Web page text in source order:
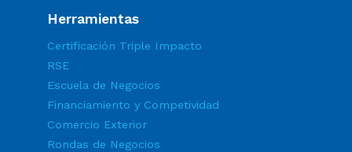
Herramientas
Certificación Triple Impacto
RSE
Escuela de Negocios
Financiamiento y Competividad
Comercio Exterior
Rondas de Negocios